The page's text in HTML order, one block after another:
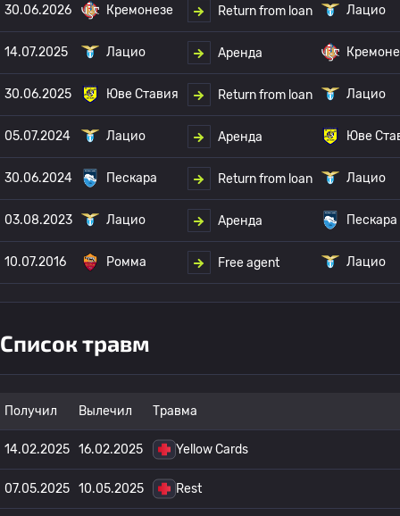
30.06.2026 Кремонезе Return from loan Лацио
14.07.2025 Лацио Аренда
30.06.2025 Юве Ставия Return from loan Лацио
05.07.2024 Лацио Аренда Юве
30.06.2024 Пескара Return from loan Лацио
03.08.2023 Лацио Аренда Пескара
10.07.2016 Ромма Free agent Лацио
Список травм
Получил Вылечил Травма
14.02.2025 16.02.2025 Yellow Cards
07.05.2025 10.05.2025 Rest